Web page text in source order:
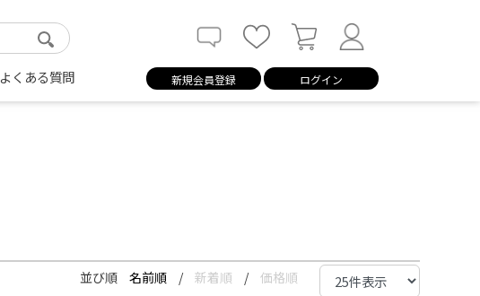
よくある質問 新規会員登録 ログイン
並び順 名前順 / 新着順 / 価格順